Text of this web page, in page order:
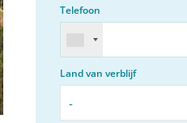
Telefoon
Land van verblijf